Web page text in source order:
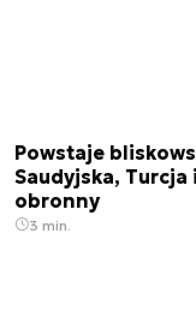
Powstaje
Saudyjska,
obronny
3 min.